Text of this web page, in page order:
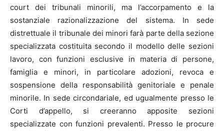
court dei tribunali minorili, ma l’accorpamento e la
sostanziale razionalizzazione del sistema. In sede
distrettuale il tribunale dei minori farà parte della sezione
specializzata costituita secondo il modello delle sezioni
lavoro, con funzioni esclusive in materia di persone,
famiglia e minori, in particolare adozioni, revoca e
sospensione della responsabilità genitoriale e penale
minorile. In sede circondariale, ed ugualmente presso le
Corti d’appello, si creeranno apposite sezioni
specializzate con funzioni prevalenti. Presso le procure